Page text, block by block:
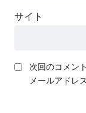
サイト
次回のコメン
メールアドレ